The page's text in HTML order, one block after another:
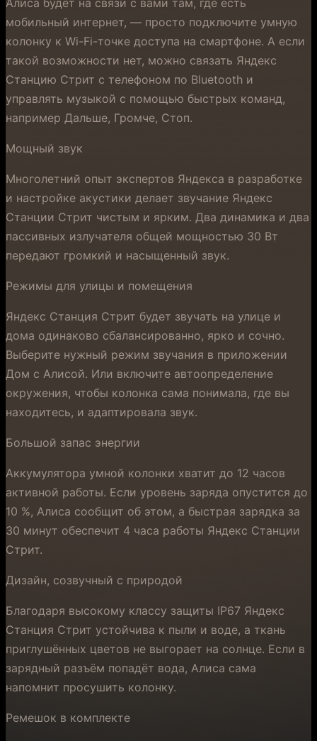
Алиса будет на связи с вами там, где есть
мобильный интернет, — просто подключите умную
колонку к Wi-Fi-точке доступа на смартфоне. А если
такой возможности нет, можно связать Яндекс
Станцию Стрит с телефоном по Bluetooth и
управлять музыкой с помощью быстрых команд,
например Дальше, Громче, Стоп.
Мощный звук
Многолетний опыт экспертов Яндекса в разработке
и настройке акустики делает звучание Яндекс
Станции Стрит чистым и ярким. Два динамика и два
пассивных излучателя общей мощностью 30 Вт
передают громкий и насыщенный звук.
Режимы для улицы и помещения
Яндекс Станция Стрит будет звучать на улице и
дома одинаково сбалансированно, ярко и сочно.
Выберите нужный режим звучания в приложении
Дом с Алисой. Или включите автоопределение
окружения, чтобы колонка сама понимала, где вы
находитесь, и адаптировала звук.
Большой запас энергии
Аккумулятора умной колонки хватит до 12 часов
активной работы. Если уровень заряда опустится до
10 %, Алиса сообщит об этом, а быстрая зарядка за
30 минут обеспечит 4 часа работы Яндекс Станции
Стрит.
Дизайн, созвучный с природой
Благодаря высокому классу защиты IP67 Яндекс
Станция Стрит устойчива к пыли и воде, а ткань
приглушённых цветов не выгорает на солнце. Если в
зарядный разъём попадёт вода, Алиса сама
напомнит просушить колонку.
Ремешок в комплекте